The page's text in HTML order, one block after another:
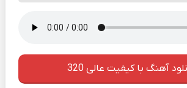
آهنگ با کیفیت عالی 320